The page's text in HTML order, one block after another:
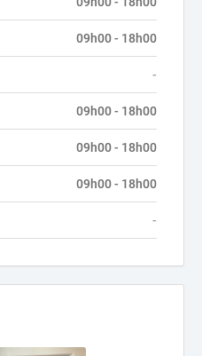
09h00 - 18h00
-
09h00 - 18h00
09h00 - 18h00
09h00 - 18h00
-